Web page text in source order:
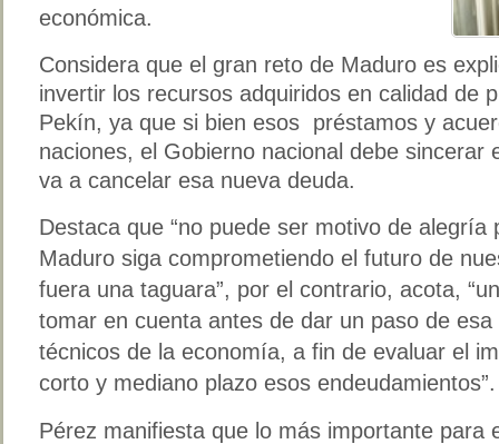
económica.
Considera que el gran reto de Maduro es
invertir los recursos adquiridos en calidad de
Pekín, ya que si bien esos préstamos y
naciones, el Gobierno nacional debe sincerar
va a cancelar esa nueva deuda.
Destaca que “no puede ser motivo de alegría
Maduro siga comprometiendo el futuro de
fuera una taguara”, por el contrario, acota,
tomar en cuenta antes de dar un paso de
técnicos de la economía, a fin de evaluar el
corto y mediano plazo esos endeudamientos”.
Pérez manifiesta que lo más importante para